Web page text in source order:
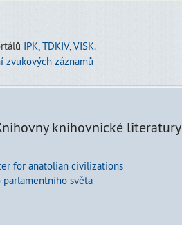
IPK,TDKIV,VISK.
zvukových záznamů
knihovnické literatury
for anatolian civilizations
parlamentního světa